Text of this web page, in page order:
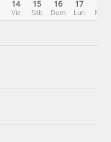
14
Vie
15
Sáb
16
Dom
17
Lun
18
Mar